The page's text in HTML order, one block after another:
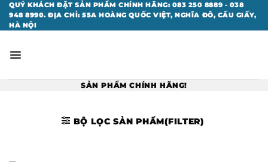
Bỏ
qua
nội
QUÝ KHÁCH ĐẶT SẢN PHẨM CHÍNH HÃNG: 083 250 8889 - 038
948 8990. ĐỊA CHỈ: 55A HOÀNG QUỐC VIỆT, NGHĨA ĐÔ, CẦU GIẤY,
HÀ NỘI
SẢN PHẨM CHÍNH HÃNG!
BỘ LỌC SẢN PHẨM(FILTER)